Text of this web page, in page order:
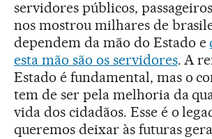
servidores públicos,
nos mostrou milhares de
dependem da mão do Estado e
esta mão são os servidores. A
Estado é fundamental, mas o
tem de ser pela melhoria da
vida dos cidadãos. Esse é o
queremos deixar às futuras